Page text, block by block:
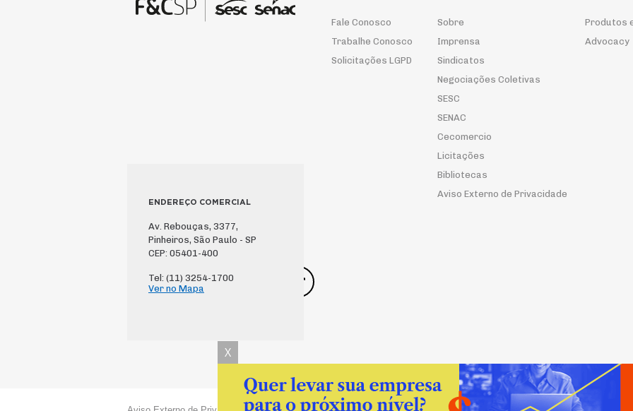
Fale Conosco
Trabalhe Conosco
Solicitações LGPD
Sobre
Imprensa
Sindicatos
Negociações Coletivas
SESC
SENAC
Cecomercio
Licitações
Bibliotecas
Aviso Externo de Privacidade
Produtos
Advocacy
ENDEREÇO COMERCIAL
Av. Rebouças, 3377,
Pinheiros, São Paulo - SP
CEP: 05401-400
Tel: (11) 3254-1700
Ver no Mapa
X